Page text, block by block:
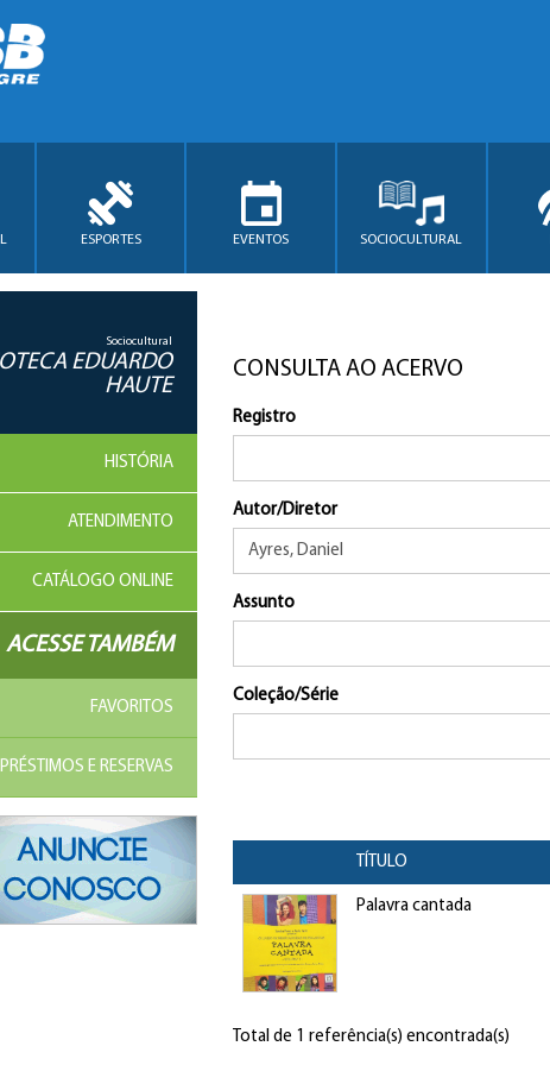
ESPORTES EVENTOS SOCIOCULTURAL
Sociocultural
EDUARDO
HAUTE
HISTÓRIA
ATENDIMENTO
CATÁLOGO ONLINE
ACESSE TAMBÉM
FAVORITOS
E RESERVAS
CONSULTA AO ACERVO
Registro
Autor/Diretor
Assunto
Coleção/Série
TÍTULO
Palavra cantada
Total de 1 referência(s) encontrada(s)